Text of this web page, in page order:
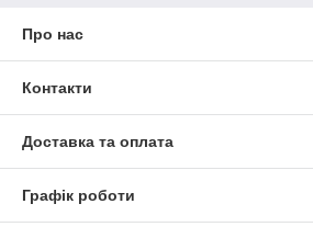
Про нас
Контакти
Доставка та оплата
Графік роботи